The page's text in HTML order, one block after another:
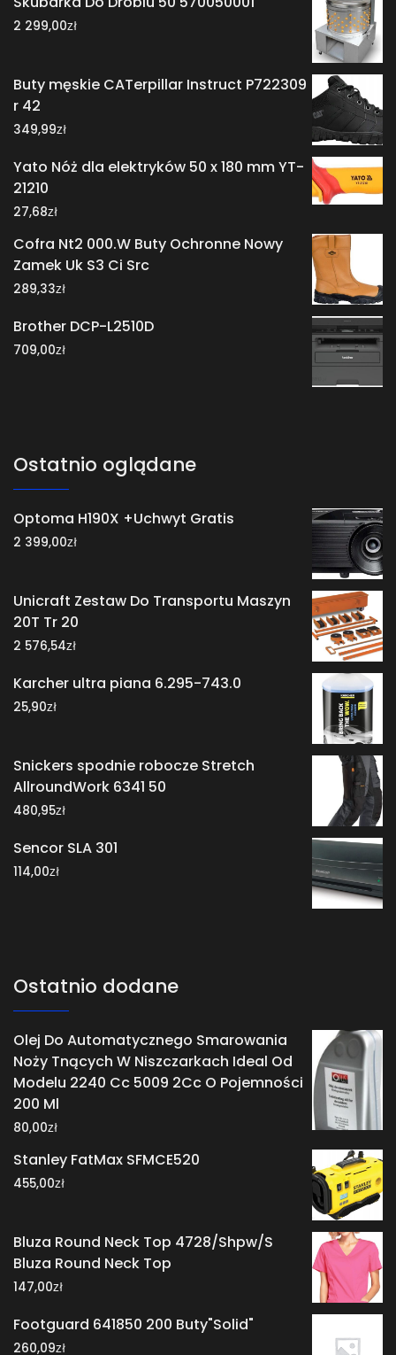
2 299,00zł
Buty męskie CATerpillar Instruct P722309
r 42
349,99zł
Yato Nóż dla elektryków 50 x 180 mm YT-
21210
27,68zł
Cofra Nt2 000.W Buty Ochronne Nowy
Zamek Uk S3 Ci Src
289,33zł
Brother DCP-L2510D
709,00zł
Ostatnio oglądane
Optoma H190X +Uchwyt Gratis
2 399,00zł
Unicraft Zestaw Do Transportu Maszyn
20T Tr 20
2 576,54zł
Karcher ultra piana 6.295-743.0
25,90zł
Snickers spodnie robocze Stretch
AllroundWork 6341 50
480,95zł
Sencor SLA 301
114,00zł
Ostatnio dodane
Olej Do Automatycznego Smarowania
Noży Tnących W Niszczarkach Ideal Od
Modelu 2240 Cc 5009 2Cc O Pojemności
200 Ml
80,00zł
Stanley FatMax SFMCE520
455,00zł
Bluza Round Neck Top 4728/Shpw/S
Bluza Round Neck Top
147,00zł
Footguard 641850 200 Buty"Solid"
260,09zł